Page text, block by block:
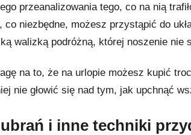
przeanalizowania tego, co na nią
niezbędne, możesz przystąpić do
walizką podróżną, której noszenie nie
na to, że na urlopie możesz kupić
nie głowić się nad tym, jak upchnąć
i inne techniki